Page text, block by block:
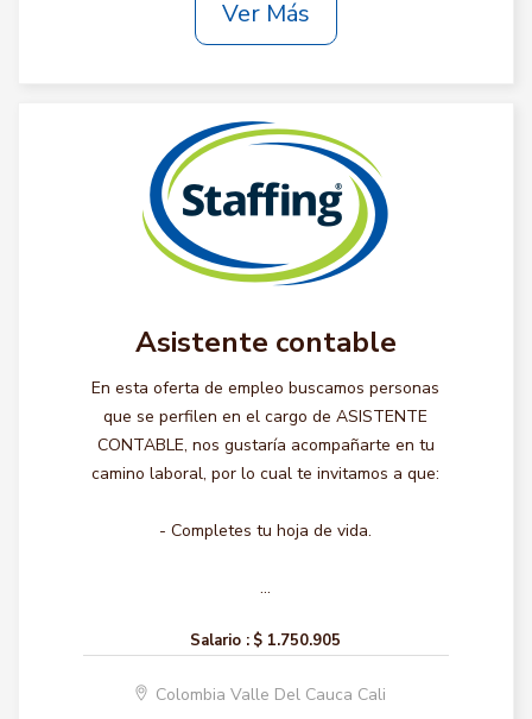
Ver Más
Asistente contable
En esta oferta de empleo buscamos personas
que se perfilen en el cargo de ASISTENTE
CONTABLE, nos gustaría acompañarte en tu
camino laboral, por lo cual te invitamos a que:
- Completes tu hoja de vida.
...
Salario : $ 1.750.905
Colombia Valle Del Cauca Cali